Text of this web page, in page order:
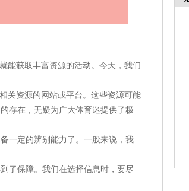
能获取丰富资源的活动。今天，我们
关资源的网站或平台。这些资源可能
存在，无疑为广大体育迷提供了极
一定的辨别能力了。一般来说，我
了保障。我们在选择信息时，要尽